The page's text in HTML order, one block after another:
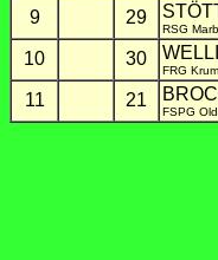
9 29
RSG
10 30
FRG
11 21
FSPG